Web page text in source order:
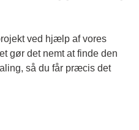
ved hjælp af vores
gør det nemt at finde den
så du får præcis det